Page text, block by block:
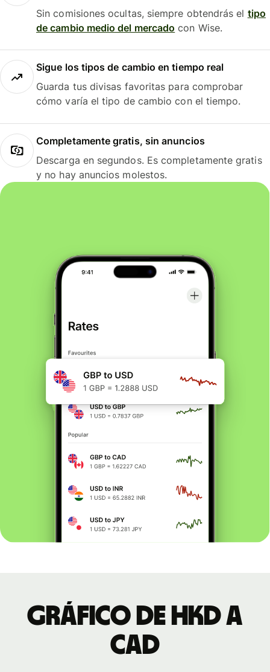
Sin comisiones ocultas, siempre obtendrás el tipo
de cambio medio del mercado con Wise.
Sigue los tipos de cambio en tiempo real
Guarda tus divisas favoritas para comprobar
cómo varía el tipo de cambio con el tiempo.
Completamente gratis, sin anuncios
Descarga en segundos. Es completamente gratis
y no hay anuncios molestos.
Gráfico de HKD a
CAD